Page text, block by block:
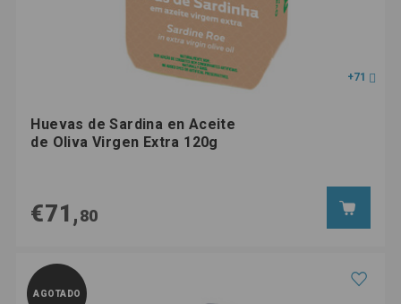
+71
Huevas de Sardina en Aceite
de Oliva Virgen Extra 120g
€71,80
AGOTADO